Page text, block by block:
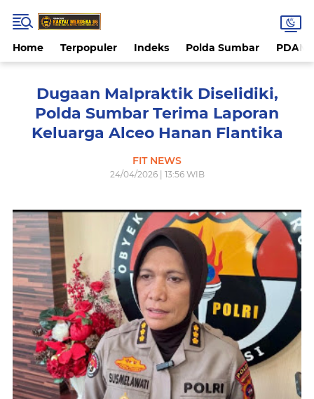
Home Terpopuler Indeks Polda Sumbar PDAM
Dugaan Malpraktik Diselidiki,
Polda Sumbar Terima Laporan
Keluarga Alceo Hanan Flantika
FIT NEWS
24/04/2026 | 13:56 WIB